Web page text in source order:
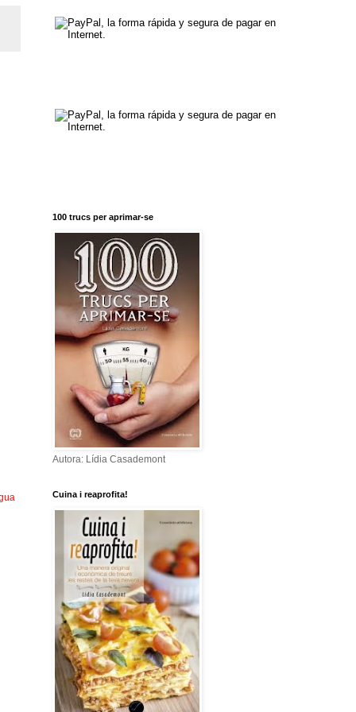
100 trucs per aprimar-se
Autora: Lídia Casademont
Cuina i reaprofita!